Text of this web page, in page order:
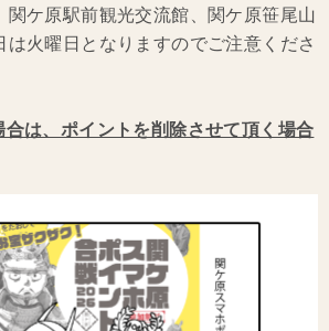
関ケ原駅前観光交流館、関ケ原笹尾山
火曜日となりますのでご注意くださ
は、ポイントを削除させて頂く場合